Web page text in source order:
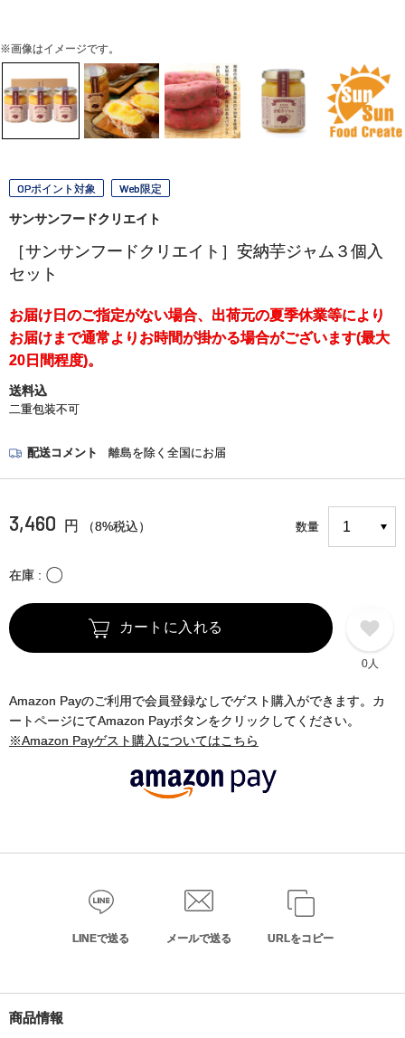
※画像はイメージです。
OPポイント対象 Web限定
サンサンフードクリエイト
［サンサンフードクリエイト］安納芋ジャム３個入
セット
お届け日のご指定がない場合、出荷元の夏季休業等により
お届けまで通常よりお時間が掛かる場合がございます(最大
20日間程度)。
送料込
二重包装不可
配送コメント 離島を除く全国にお届
3,460 円 （8%税込） 数量
在庫 〇
カートに入れる
0人
Amazon Payのご利用で会員登録なしでゲスト購入ができます。カ
ートページにてAmazon Payボタンをクリックしてください。
※Amazon Payゲスト購入についてはこちら
LINEで送る メールで送る URLをコピー
商品情報